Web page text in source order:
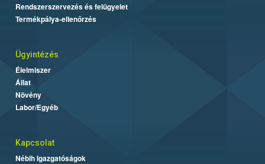
Rendszerszervezés és felügyelet
Termékpálya-ellenőrzés
Ügyintézés
Élelmiszer
Állat
Növény
Labor/Egyéb
Kapcsolat
Nébih Igazgatóságok